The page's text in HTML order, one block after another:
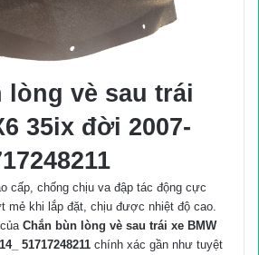
lòng vè sau trái
35ix đời 2007-
cấp, chống chịu va đập tác động cực
mẻ khi lắp đặt, chịu được nhiệt độ cao.
Chắn bùn lòng vè sau trái xe BMW
51717248211 chính xác gần như tuyệt